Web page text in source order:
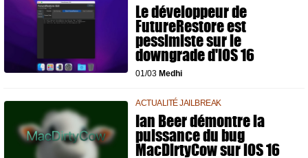
Le développeur de
FutureRestore est
pessimiste sur le
downgrade d'iOS 16
01/03 Medhi
ACTUALITÉ JAILBREAK
Ian Beer démontre la
puissance du bug
MacDirtyCow sur iOS 16